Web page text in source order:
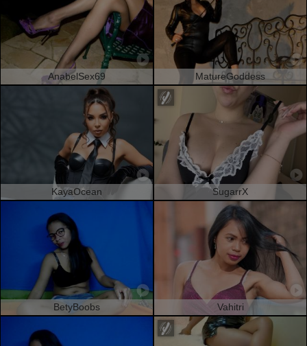
AnabelSex69 MatureGoddess
KayaOcean SugarrX
BetyBoobs Vahitri